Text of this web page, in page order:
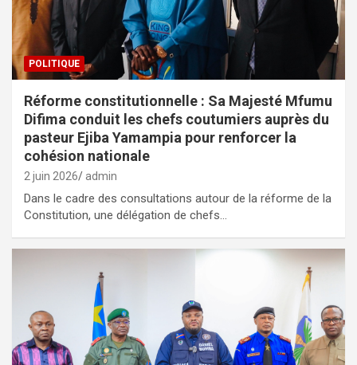
POLITIQUE
Réforme constitutionnelle : Sa Majesté Mfumu
Difima conduit les chefs coutumiers auprès du
pasteur Ejiba Yamampia pour renforcer la
cohésion nationale
2 juin 2026 admin
Dans le cadre des consultations autour de la réforme de la
Constitution, une délégation de chefs…